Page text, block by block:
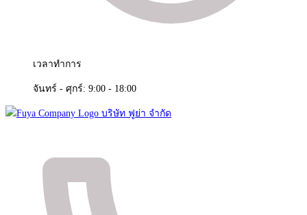
เวลาทำการ
จันทร์ - ศุกร์: 9:00 - 18:00
สไตล์ของคุณ